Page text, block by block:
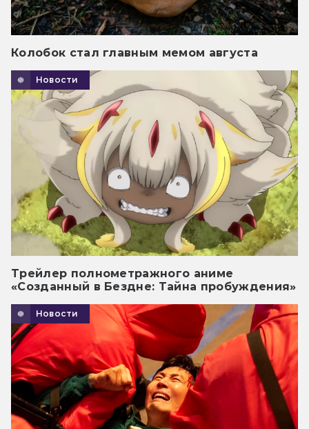
Колобок стал главным мемом августа
Новости
Трейлер полнометражного аниме
«Созданный в Бездне: Тайна пробуждения»
Новости